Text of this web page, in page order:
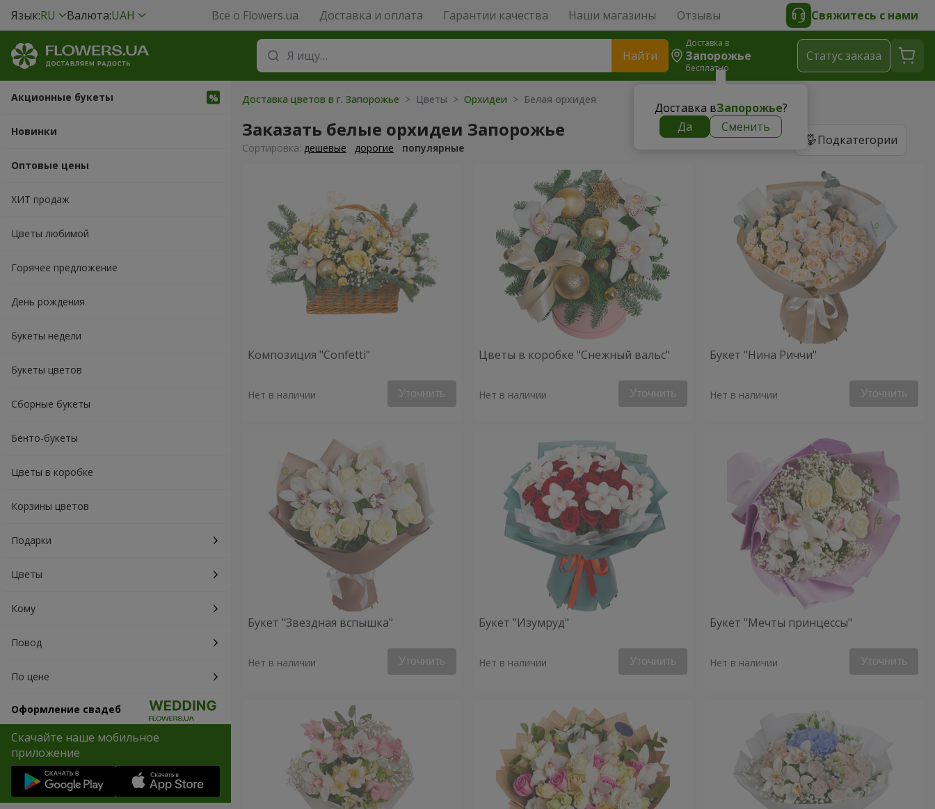
Язык:RU Валюта:UAH Все о Flowers.ua Доставка и оплата Гарантии качества Наши магазины Отзывы Свяжитесь с нами
Найти
Доставка в
Запорожье
бесплатно
Доставка вЗапорожье?
Да
Сменить
Cтатус заказа
Акционные букеты
Новинки
Оптовые цены
ХИТ продаж
Цветы любимой
Горячее предложение
День рождения
Букеты недели
Букеты цветов
Сборные букеты
Бенто-букеты
Цветы в коробке
Корзины цветов
Подарки
Цветы
Кому
Повод
По цене
Оформление свадеб
Скачайте наше мобильное
приложение
Доставка цветов в г. Запорожье > Цветы > Орхидеи > Белая орхидея
Заказать белые орхидеи Запорожье Подкатегории
Cортировка: дешевые дорогие популярные
Композиция "Confetti"
Нет в наличии Уточнить
Цветы в коробке "Снежный вальс"
Нет в наличии Уточнить
Букет "Нина Риччи"
Нет в наличии Уточнить
Букет "Звездная вспышка"
Нет в наличии Уточнить
Букет "Изумруд"
Нет в наличии Уточнить
Букет "Мечты принцессы"
Нет в наличии Уточнить